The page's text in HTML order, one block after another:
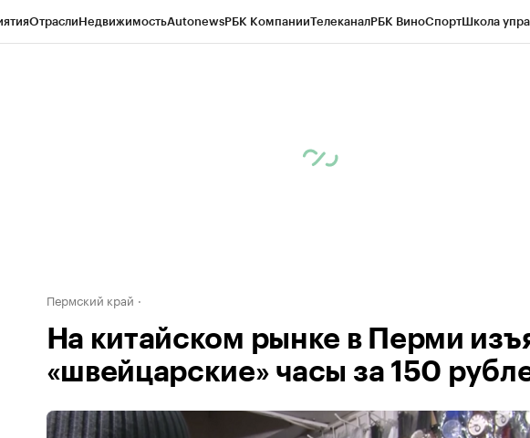
ОтраслиНедвижимостьAutonewsРБК КомпанииТелеканалРБК ВиноСпортШкола
Пермский край
На китайском рынке в Перми
«швейцарские» часы за 150